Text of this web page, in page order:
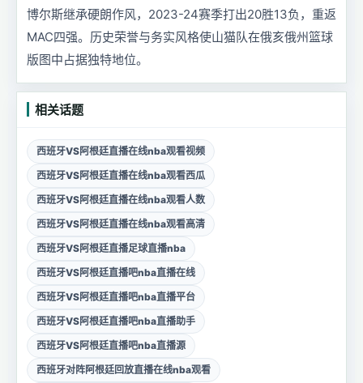
博尔斯继承硬朗作风，2023-24赛季打出20胜13负，重返
MAC四强。历史荣誉与务实风格使山猫队在俄亥俄州篮球
版图中占据独特地位。
相关话题
西班牙VS阿根廷直播在线nba观看视频
西班牙VS阿根廷直播在线nba观看西瓜
西班牙VS阿根廷直播在线nba观看人数
西班牙VS阿根廷直播在线nba观看高清
西班牙VS阿根廷直播足球直播nba
西班牙VS阿根廷直播吧nba直播在线
西班牙VS阿根廷直播吧nba直播平台
西班牙VS阿根廷直播吧nba直播助手
西班牙VS阿根廷直播吧nba直播源
西班牙对阵阿根廷回放直播在线nba观看